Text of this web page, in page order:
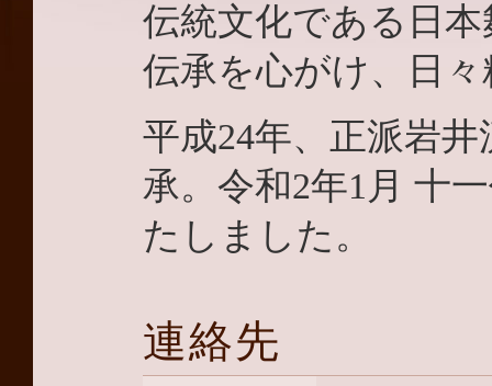
伝統文化である日
伝承を心がけ、日
平成24年、正派岩
承。令和2年1月 十
たしました。
連絡先